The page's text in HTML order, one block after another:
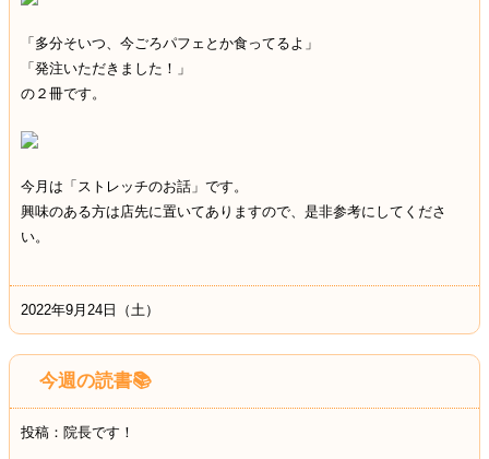
「多分そいつ、今ごろパフェとか食ってるよ」
「発注いただきました！」
の２冊です。
今月は「ストレッチのお話」です。
興味のある方は店先に置いてありますので、是非参考にしてくださ
い。
2022年9月24日（土）
今週の読書📚
投稿：院長です！